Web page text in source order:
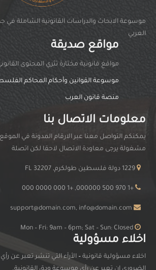
موسوعة الابحاث والدراسات القانونية الشاملة في
العربي
مواقع صديقة
مواقغ قانونية مختارة تثري المحتوى
موسوعة القوانين وأحكام المحاكم
منصة قانون العرب
معلومات الاتصال بنا
يمكنكم التواصل معنا عبر الارقام المدونة في
مشغولة يرجى معاودة الاتصال لاحقا لكن اتصلة
+1 970 500 000000, +1 000 0000 000
اخلاء مسؤولية
اخلاء مسؤولية قانونية – الأرآء التي تنشر تعبر عن